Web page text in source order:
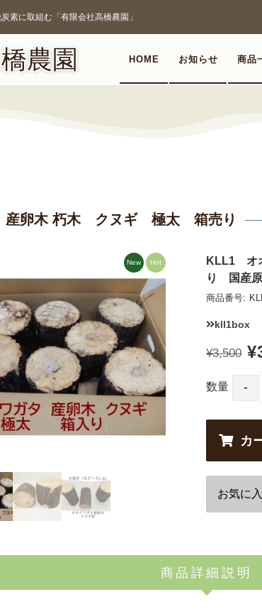
HOME お知らせ 商品
農園
素に取組む「有限会社高橋農園」
産卵木 朽木 クヌギ 極太 箱売り
New Hot
KLL1 オ
り 国産
商品番号:
kll1box
¥3,500
数量
商品詳細説明